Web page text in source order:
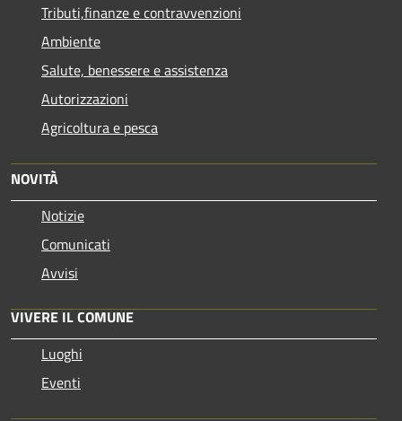
Tributi,finanze e contravvenzioni
Ambiente
Salute, benessere e assistenza
Autorizzazioni
Agricoltura e pesca
NOVITÀ
Notizie
Comunicati
Avvisi
VIVERE IL COMUNE
Luoghi
Eventi